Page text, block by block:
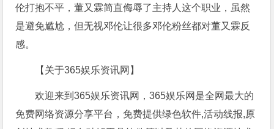
伦打抱不平，董又霖简直侮辱了主持人这个职业，虽然
是避免尴尬，但无视邓伦让很多邓伦粉丝都对董又霖反
感。
【关于365娱乐资讯网】
欢迎来到365娱乐资讯网，365娱乐网是全网最大的
免费网络资源分享平台，免费提供绿色软件,活动线报,原